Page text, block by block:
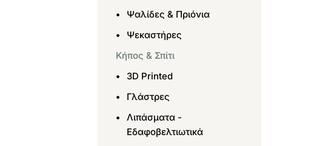
Ψαλίδες & Πριόνια
Ψεκαστήρες
Κήπος & Σπίτι
3D Printed
Γλάστρες
Λιπάσματα -
Εδαφοβελτιωτικά